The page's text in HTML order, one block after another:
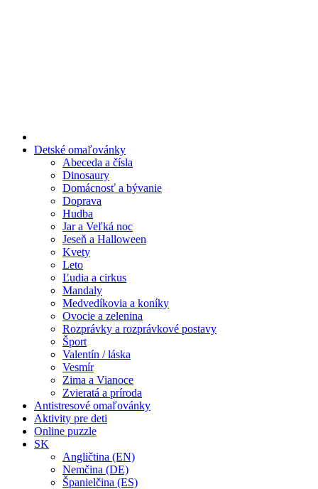
Detské omaľovánky
Abeceda a čísla
Dinosaury
Domácnosť a bývanie
Doprava
Hudba
Jar a Veľká noc
Jeseň a Halloween
Kvety
Leto
Ľudia a cirkus
Mandaly
Medvedíkovia a koníky
Ovocie a zelenina
Rozprávky a rozprávkové postavy
Šport
Valentín / láska
Vesmír
Zima a Vianoce
Zvieratá a príroda
Antistresové omaľovánky
Aktivity pre deti
Online puzzle
SK
Angličtina (EN)
Nemčina (DE)
Španielčina (ES)